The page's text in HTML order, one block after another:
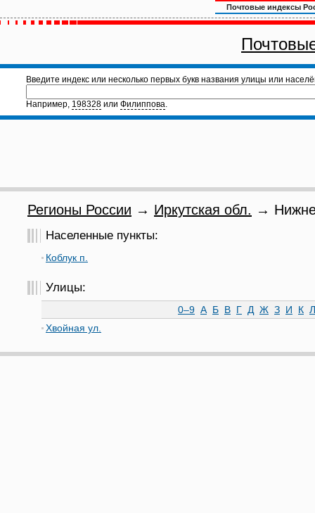
Почтовые индексы
Введите индекс или несколько первых букв названия улицы или
Например, 198328 или Филиппова.
Регионы России → Иркутская обл. →
Населенные пункты:
Коблук п.
Улицы:
0–9 А Б В Г Д Ж З И К Л
Хвойная ул.